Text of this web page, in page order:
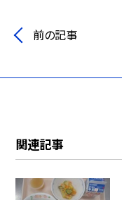
前の記事
関連記事